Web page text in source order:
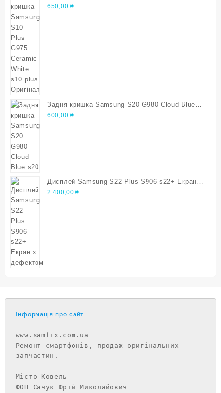
White s10 plus Оригінал
650,00 ₴
Задня кришка Samsung S20 G980 Cloud Blue
s20
600,00 ₴
Дисплей Samsung S22 Plus S906 s22+ Екран з
дефектом
2 400,00₴
Інформація про сайт
www.samfix.com.ua
Ремонт смартфонів, продаж оригінальних
запчастин.
Місто Ковель
ФОП Сачук Юрій Миколайович